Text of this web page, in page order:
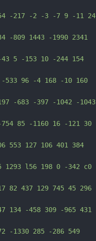
-217 -2 -3 -7 9 -11 24
-809 1443 -1990 2341
5 -153 10 -244 154
-533 96 -4 168 -10 160
-683 -397 -1042 -1043
85 -1160 16 -121 30
553 127 106 401 384
1293 l56 198 0 -342 c0
82 437 129 745 45 296
134 -458 309 -965 431
-1330 285 -286 549